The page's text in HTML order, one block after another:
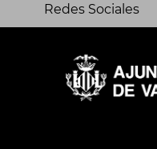
Redes Sociales